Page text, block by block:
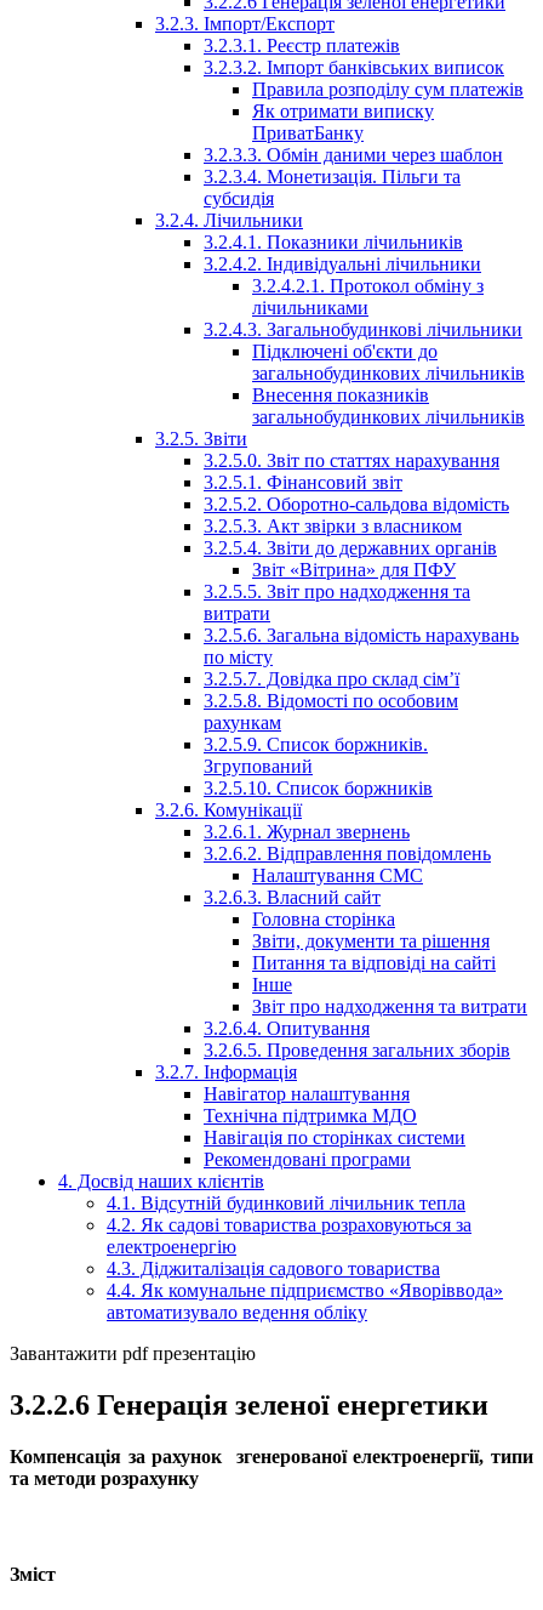
3.2.3. Імпорт/Експорт
3.2.3.1. Реєстр платежів
3.2.3.2. Імпорт банківських виписок
Правила розподілу сум платежів
Як отримати виписку
ПриватБанку
3.2.3.3. Обмін даними через шаблон
3.2.3.4. Монетизація. Пільги та
субсидія
3.2.4. Лічильники
3.2.4.1. Показники лічильників
3.2.4.2. Індивідуальні лічильники
3.2.4.2.1. Протокол обміну з
лічильниками
3.2.4.3. Загальнобудинкові лічильники
Підключені об'єкти до
загальнобудинкових лічильників
Внесення показників
загальнобудинкових лічильників
3.2.5. Звіти
3.2.5.0. Звіт по статтях нарахування
3.2.5.1. Фінансовий звіт
3.2.5.2. Оборотно-сальдова відомість
3.2.5.3. Акт звірки з власником
3.2.5.4. Звіти до державних органів
Звіт «Вітрина» для ПФУ
3.2.5.5. Звіт про надходження та
витрати
3.2.5.6. Загальна відомість нарахувань
по місту
3.2.5.7. Довідка про склад сім’ї
3.2.5.8. Відомості по особовим
рахункам
3.2.5.9. Список боржників.
Згрупований
3.2.5.10. Список боржників
3.2.6. Комунікації
3.2.6.1. Журнал звернень
3.2.6.2. Відправлення повідомлень
Налаштування СМС
3.2.6.3. Власний сайт
Головна сторінка
Звіти, документи та рішення
Питання та відповіді на сайті
Інше
Звіт про надходження та витрати
3.2.6.4. Опитування
3.2.6.5. Проведення загальних зборів
3.2.7. Інформація
Навігатор налаштування
Технічна підтримка МДО
Навігація по сторінках системи
Рекомендовані програми
4. Досвід наших клієнтів
4.1. Відсутній будинковий лічильник тепла
4.2. Як садові товариства розраховуються за
електроенергію
4.3. Діджиталізація садового товариства
4.4. Як комунальне підприємство «Яворіввода»
автоматизувало ведення обліку
Завантажити pdf презентацію
3.2.2.6 Генерація зеленої енергетики
Компенсація за рахунок згенерованої електроенергії, типи
та методи розрахунку
Зміст